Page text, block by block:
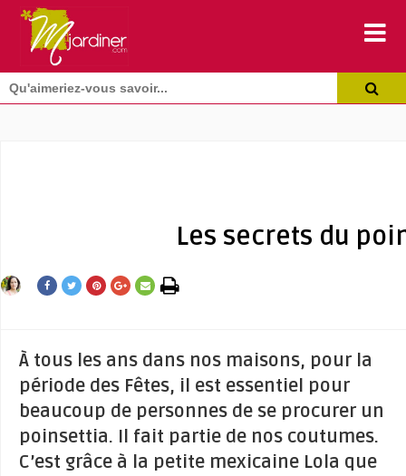
Les secrets du
À tous les ans dans nos maisons, pour la
période des Fêtes, il est essentiel pour
beaucoup de personnes de se procurer un
poinsettia. Il fait partie de nos coutumes.
C’est grâce à la petite mexicaine Lola que